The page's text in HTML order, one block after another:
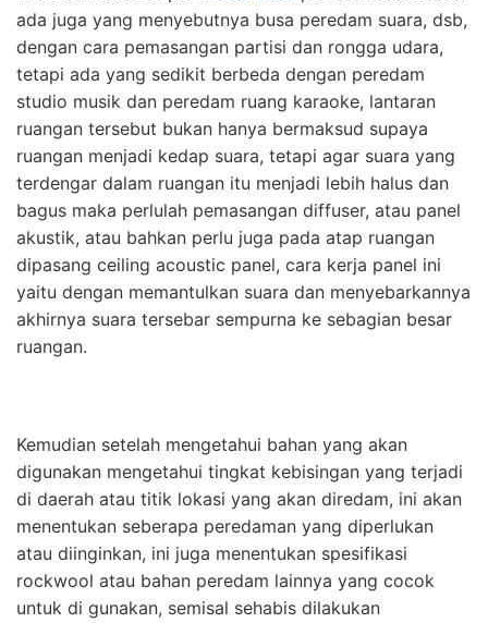
ada juga yang menyebutnya busa peredam suara, dsb,
dengan cara pemasangan partisi dan rongga udara,
tetapi ada yang sedikit berbeda dengan peredam
studio musik dan peredam ruang karaoke, lantaran
ruangan tersebut bukan hanya bermaksud supaya
ruangan menjadi kedap suara, tetapi agar suara yang
terdengar dalam ruangan itu menjadi lebih halus dan
bagus maka perlulah pemasangan diffuser, atau panel
akustik, atau bahkan perlu juga pada atap ruangan
dipasang ceiling acoustic panel, cara kerja panel ini
yaitu dengan memantulkan suara dan menyebarkannya
akhirnya suara tersebar sempurna ke sebagian besar
ruangan.
Kemudian setelah mengetahui bahan yang akan
digunakan mengetahui tingkat kebisingan yang terjadi
di daerah atau titik lokasi yang akan diredam, ini akan
menentukan seberapa peredaman yang diperlukan
atau diinginkan, ini juga menentukan spesifikasi
rockwool atau bahan peredam lainnya yang cocok
untuk di gunakan, semisal sehabis dilakukan